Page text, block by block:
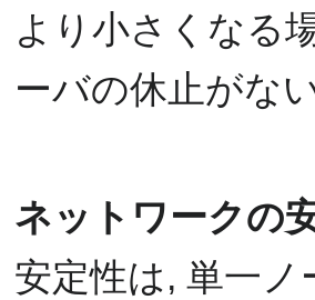
より小さくなる
ーバの休止がな
ネットワークの
安定性は, 単一